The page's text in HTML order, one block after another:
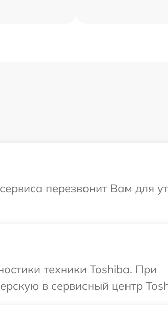
перезвонит Вам для
техники Toshiba. При
в сервисный центр